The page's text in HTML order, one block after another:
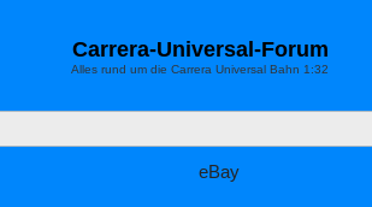
Carrera-Universal-Forum
Alles rund um die Carrera Universal Bahn 1:32
eBay